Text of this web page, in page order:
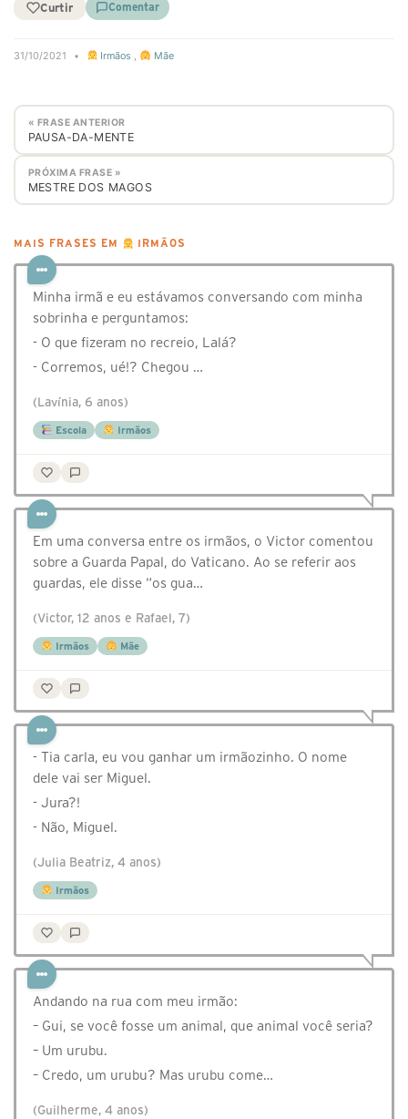
Curtir Comentar
31/10/2021 • Irmãos , Mãe
« FRASE ANTERIOR
PAUSA-DA-MENTE
PRÓXIMA FRASE »
MESTRE DOS MAGOS
MAIS FRASES EM IRMÃOS
Minha irmã e eu estávamos conversando com minha
sobrinha e perguntamos:
- O que fizeram no recreio, Lalá?
- Corremos, ué!? Chegou …
(Lavínia, 6 anos)
Escola Irmãos
Em uma conversa entre os irmãos, o Victor comentou
sobre a Guarda Papal, do Vaticano. Ao se referir aos
guardas, ele disse “os gua…
(Victor, 12 anos e Rafael, 7)
Irmãos Mãe
- Tia carla, eu vou ganhar um irmãozinho. O nome
dele vai ser Miguel.
- Jura?!
- Não, Miguel.
(Julia Beatriz, 4 anos)
Irmãos
Andando na rua com meu irmão:
– Gui, se você fosse um animal, que animal você seria?
– Um urubu.
– Credo, um urubu? Mas urubu come…
(Guilherme, 4 anos)